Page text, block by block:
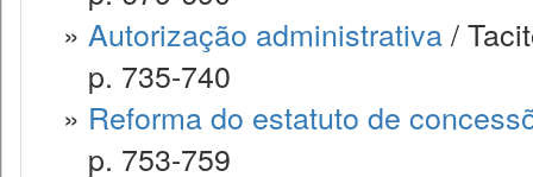
» Autorização administrativa/
p. 735-740
» Reforma do estatuto de
p. 753-759